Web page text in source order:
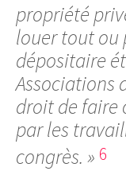
propriété
louer tout ou
dépositaire
Associations
droit de faire
par les
congrès. » 6